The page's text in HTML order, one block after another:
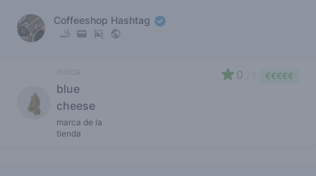
Coffeeshop Hashtag
indica
blue
cheese
marca de la
tienda
0 €€€€€